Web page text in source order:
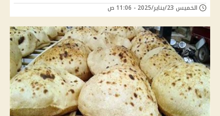
الخميس 23/يناير/2025 - 11:06 ص